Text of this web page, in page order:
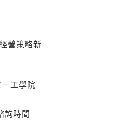
營策略新
工學院
詢時間